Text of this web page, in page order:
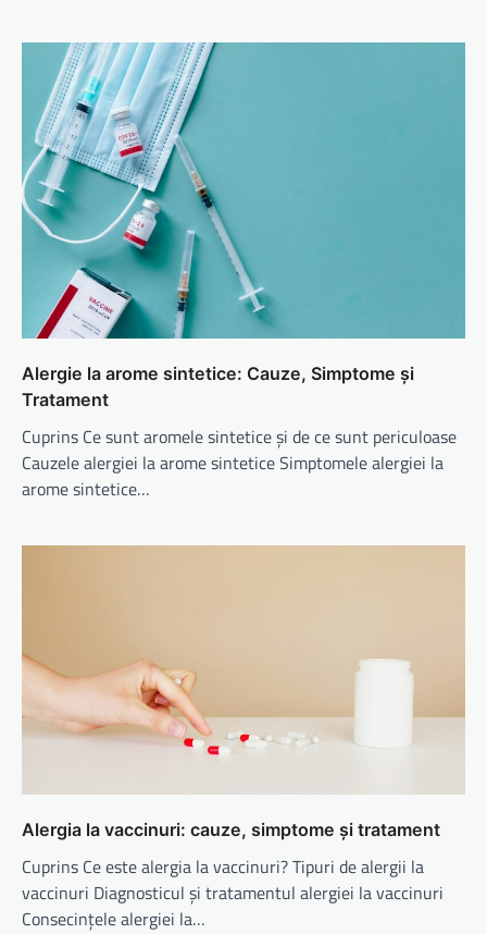
Alergie la arome sintetice: Cauze, Simptome și
Tratament
Cuprins Ce sunt aromele sintetice și de ce sunt periculoase
Cauzele alergiei la arome sintetice Simptomele alergiei la
arome sintetice…
Alergia la vaccinuri: cauze, simptome și tratament
Cuprins Ce este alergia la vaccinuri? Tipuri de alergii la
vaccinuri Diagnosticul și tratamentul alergiei la vaccinuri
Consecințele alergiei la…